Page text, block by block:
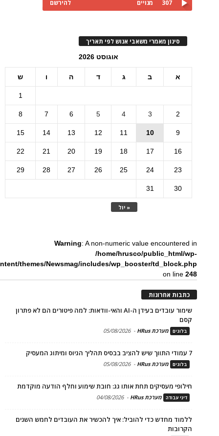
307 מנויים להירשם
סינון מאמרי משאבי אנוש לפי תאריך
אוגוסט 2026
א ב ג ד ה ו ש
« יול
1
2
3
4
5
6
7
8
9
10
11
12
13
14
15
16
17
18
19
20
21
22
23
24
25
26
27
28
29
30
31
Warning: A non-numeric value encountered in
/home/hrusco/public_html/wp-
themes/Newsmag/includes/wp_booster/td_block.php
on line248
כתבות אחרונות
שימור עובדים בעידן ה-AI והאי-וודאות: למה פיטורים הם לא פתרון
קסם
בלוגים מערכת HRus -
05/08/2026
7 עמודי התווך שיש להציב בבסיס תהליך הגיוס ומיתוג המעסיק
בלוגים מערכת HRus -
05/08/2026
חילופי מעסיקים תחת אותו גג: חובת שימוע וחלף הודעה מוקדמת
דיני עבודה מערכת HRus -
04/08/2026
ללמוד מחדש כדי להוביל: איך להכשיר את העובדים לחמש השנים
הקרובות